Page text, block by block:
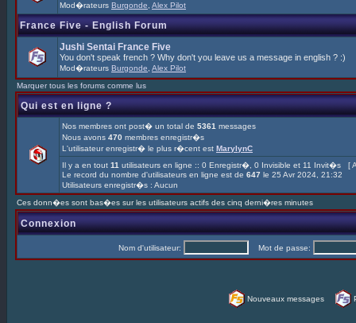
Mod�rateurs Burgonde Alex Pilot
France Five - English Forum
Jushi Sentai France Five
You don't speak french ? Why don't you leave us a message in english ? :)
Mod�rateurs Burgonde Alex Pilot
Marquer tous les forums comme lus
Qui est en ligne ?
Nos membres ont post� un total de 5361 messages
Nous avons 470 membres enregistr�s
L'utilisateur enregistr� le plus r�cent est MarylynC
Il y a en tout 11 utilisateurs en ligne :: 0 Enregistr�, 0 Invisible et 11 Invit�s [
Le record du nombre d'utilisateurs en ligne est de 647 le 25 Avr 2024, 21:32
Utilisateurs enregistr�s : Aucun
Ces donn�es sont bas�es sur les utilisateurs actifs des cinq derni�res minutes
Connexion
Nom d'utilisateur: Mot de passe:
Nouveaux messages